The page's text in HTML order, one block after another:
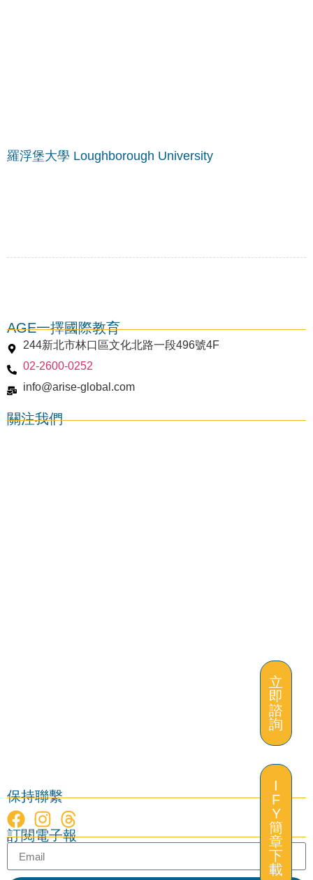
羅浮堡大學 Loughborough University
謝菲爾德大學 University of Sheffield
立
即
諮
詢
AGE一擇國際教育
244新北市林口區文化北路一段496號4F
02-2600-0252
info@arise-global.com
關注我們
保持聯繫
訂閱電子報
立
即
諮
詢
I
F
Y
簡
章
下
載